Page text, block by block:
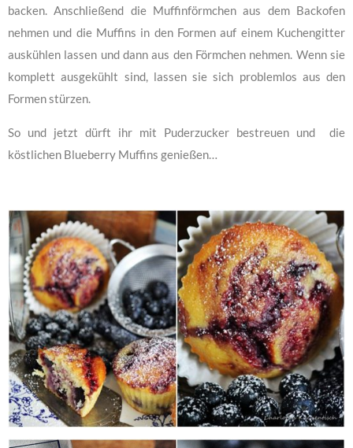
backen. Anschließend die Muffinförmchen aus dem Backofen
nehmen und die Muffins in den Formen auf einem Kuchengitter
auskühlen lassen und dann aus den Förmchen nehmen. Wenn sie
komplett ausgekühlt sind, lassen sie sich problemlos aus den
Formen stürzen.
So und jetzt dürft ihr mit Puderzucker bestreuen und die
köstlichen Blueberry Muffins genießen…